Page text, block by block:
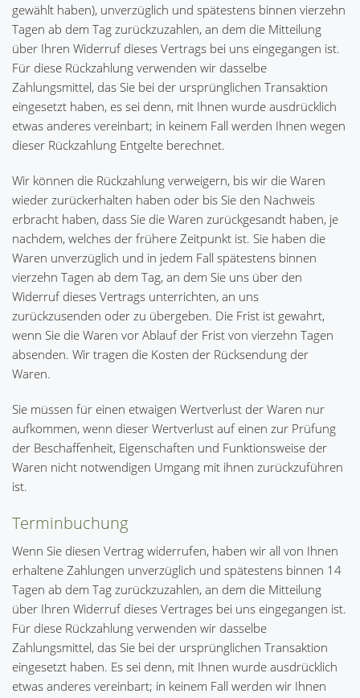
gewählt haben), unverzüglich und spätestens binnen vierzehn
Tagen ab dem Tag zurückzuzahlen, an dem die Mitteilung
über Ihren Widerruf dieses Vertrags bei uns eingegangen ist.
Für diese Rückzahlung verwenden wir dasselbe
Zahlungsmittel, das Sie bei der ursprünglichen Transaktion
eingesetzt haben, es sei denn, mit Ihnen wurde ausdrücklich
etwas anderes vereinbart; in keinem Fall werden Ihnen wegen
dieser Rückzahlung Entgelte berechnet.
Wir können die Rückzahlung verweigern, bis wir die Waren
wieder zurückerhalten haben oder bis Sie den Nachweis
erbracht haben, dass Sie die Waren zurückgesandt haben, je
nachdem, welches der frühere Zeitpunkt ist. Sie haben die
Waren unverzüglich und in jedem Fall spätestens binnen
vierzehn Tagen ab dem Tag, an dem Sie uns über den
Widerruf dieses Vertrags unterrichten, an uns
zurückzusenden oder zu übergeben. Die Frist ist gewahrt,
wenn Sie die Waren vor Ablauf der Frist von vierzehn Tagen
absenden. Wir tragen die Kosten der Rücksendung der
Waren.
Sie müssen für einen etwaigen Wertverlust der Waren nur
aufkommen, wenn dieser Wertverlust auf einen zur Prüfung
der Beschaffenheit, Eigenschaften und Funktionsweise der
Waren nicht notwendigen Umgang mit ihnen zurückzuführen
ist.
Terminbuchung
Wenn Sie diesen Vertrag widerrufen, haben wir all von Ihnen
erhaltene Zahlungen unverzüglich und spätestens binnen 14
Tagen ab dem Tag zurückzuzahlen, an dem die Mitteilung
über Ihren Widerruf dieses Vertrages bei uns eingegangen ist.
Für diese Rückzahlung verwenden wir dasselbe
Zahlungsmittel, das Sie bei der ursprünglichen Transaktion
eingesetzt haben. Es sei denn, mit Ihnen wurde ausdrücklich
etwas anderes vereinbart; in keinem Fall werden wir Ihnen